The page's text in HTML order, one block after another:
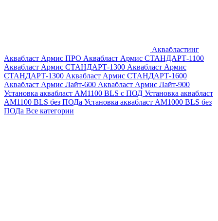
Аквабластинг
Аквабласт Армис ПРО Аквабласт Армис СТАНДАРТ-1100
Аквабласт Армис СТАНДАРТ-1300 Аквабласт Армис
СТАНДАРТ-1300 Аквабласт Армис СТАНДАРТ-1600
Аквабласт Армис Лайт-600 Аквабласт Армис Лайт-900
Установка аквабласт AM1100 BLS с ПОД Установка аквабласт
AM1100 BLS без ПОДа Установка аквабласт AM1000 BLS без
ПОДа Все категории